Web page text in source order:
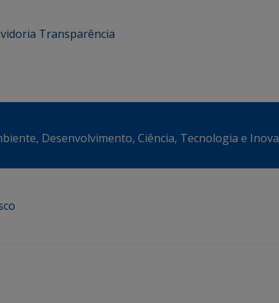
Transparência
Desenvolvimento, Ciência, Tecnologia e